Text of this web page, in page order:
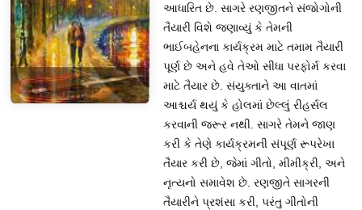
આધારિત છે. સાગરે રણજીતને સંજોગોની
તૈયારી વિશે જણાવ્યું કે તેમની
ભાઈબહેનના કાર્યક્રમ માટે તમામ તૈયારી
પૂર્ણ છે અને હવે તેઓ સીધા પરફોર્મ કરવા
માટે તૈયાર છે. સંયુક્તાને આ વાતમાં
આશ્ચર્ય થયું કે હોલમાં છેલ્લું રીહર્સલ
કરવાની જરૂર નથી. સાગરે તેમને જાણ
કરી કે તેણે કાર્યક્રમની સંપૂર્ણ રૂપરેખા
તૈયાર કરી છે, જેમાં ગીતો, મીમીક્રી, અને
નૃત્યનો સમાવેશ છે. રણજીતે સાગરની
તૈયારીને પ્રશંસા કરી, પરંતુ ગીતોની